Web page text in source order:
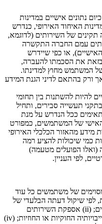
נתונים אישיים במדינות
האיחוד האירופי, כנדרש
תקינים של השירותים (לדוגמא,
עמם החברה התקשרה
או כפי שיידרש
את הסכמתו להעברה,
של המשתמש מחוץ למדינתו.
ורק בהתאם לדיני הגנת המידע
להיות להשתנות בין תחומי
תעשייה סבירים, ותחיל
מתאימים ככל הנדרש על מנת
של המשתמשים, כמפורט
מידע מהאזור הכלכלי האירופי
כמי שיכולות להציע רמה
(ואלו הפועלים מטעמה)
לפי העניין.
של משתמשים כל עוד
לפי שיקול דעתה הבלעדי של
החברה: (i) שימור הקשר עם המשתמשים; (ii) אספקת השירותים
למשתמשים; (iii) עמידת החברה בהתחייבויותיה החוקיות או החוזיות; (iv)